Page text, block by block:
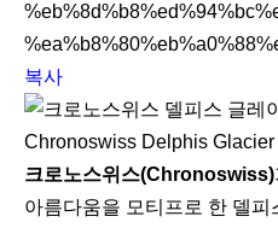
a
r
e
복사
Chronoswiss Delphis Glacier
크로노스위스(Chronoswiss)
아름다움을 모티프로 한 델